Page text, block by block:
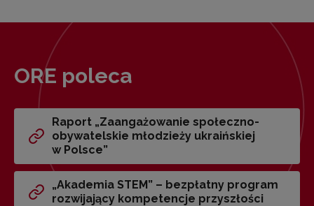
ORE poleca
Raport „Zaangażowanie społeczno-
obywatelskie młodzieży ukraińskiej
w Polsce”
„Akademia STEM” – bezpłatny program
rozwijający kompetencje przyszłości